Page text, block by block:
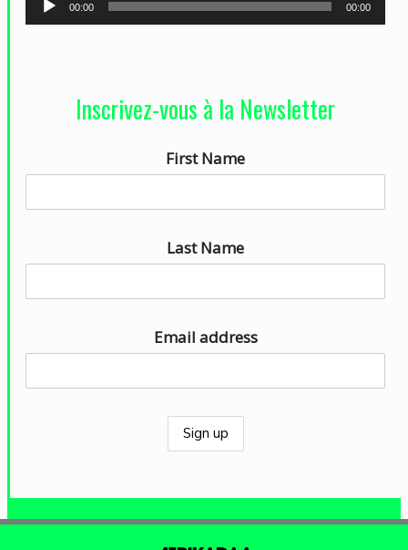
e
e
r
d
o
00:00 00:00
Inscrivez-vous à la Newsletter
First Name
Last Name
Email address